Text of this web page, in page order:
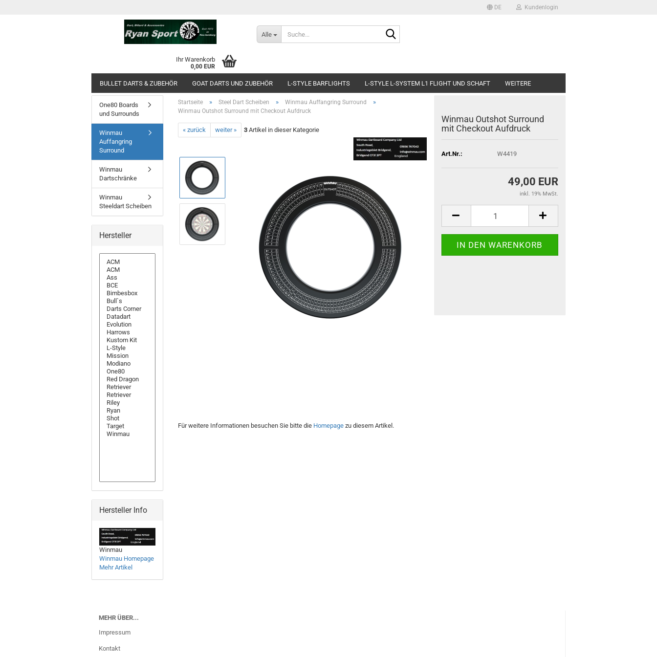
DE Kundenlogin
Alle
Ihr Warenkorb
0,00 EUR
BULLET DARTS & ZUBEHÖR GOAT DARTS UND ZUBEHÖR L-STYLE BARFLIGHTS L-STYLE L-SYSTEM L1 FLIGHT UND SCHAFT WEITERE
Startseite » Steel Dart Scheiben » Winmau Auffangring Surround »
Winmau Outshot Surround mit Checkout Aufdruck
« zurück weiter » 3Artikel in dieser Kategorie
Win­mau Out­shot Sur­round
mit Check­out Auf­druck
Art.Nr.: W4419
49,00 EUR
inkl. 19% MwSt.
Für weitere Informationen besuchen Sie bitte die Homepagezu diesem Artikel.
One80 Boards
und Surrounds
Winmau
Auffangring
Surround
Winmau
Dartschränke
Winmau
Steeldart Scheiben
Hersteller
Hersteller Info
Winmau
Winmau Homepage
Mehr Artikel
MEHR ÜBER...
Impressum
Kontakt